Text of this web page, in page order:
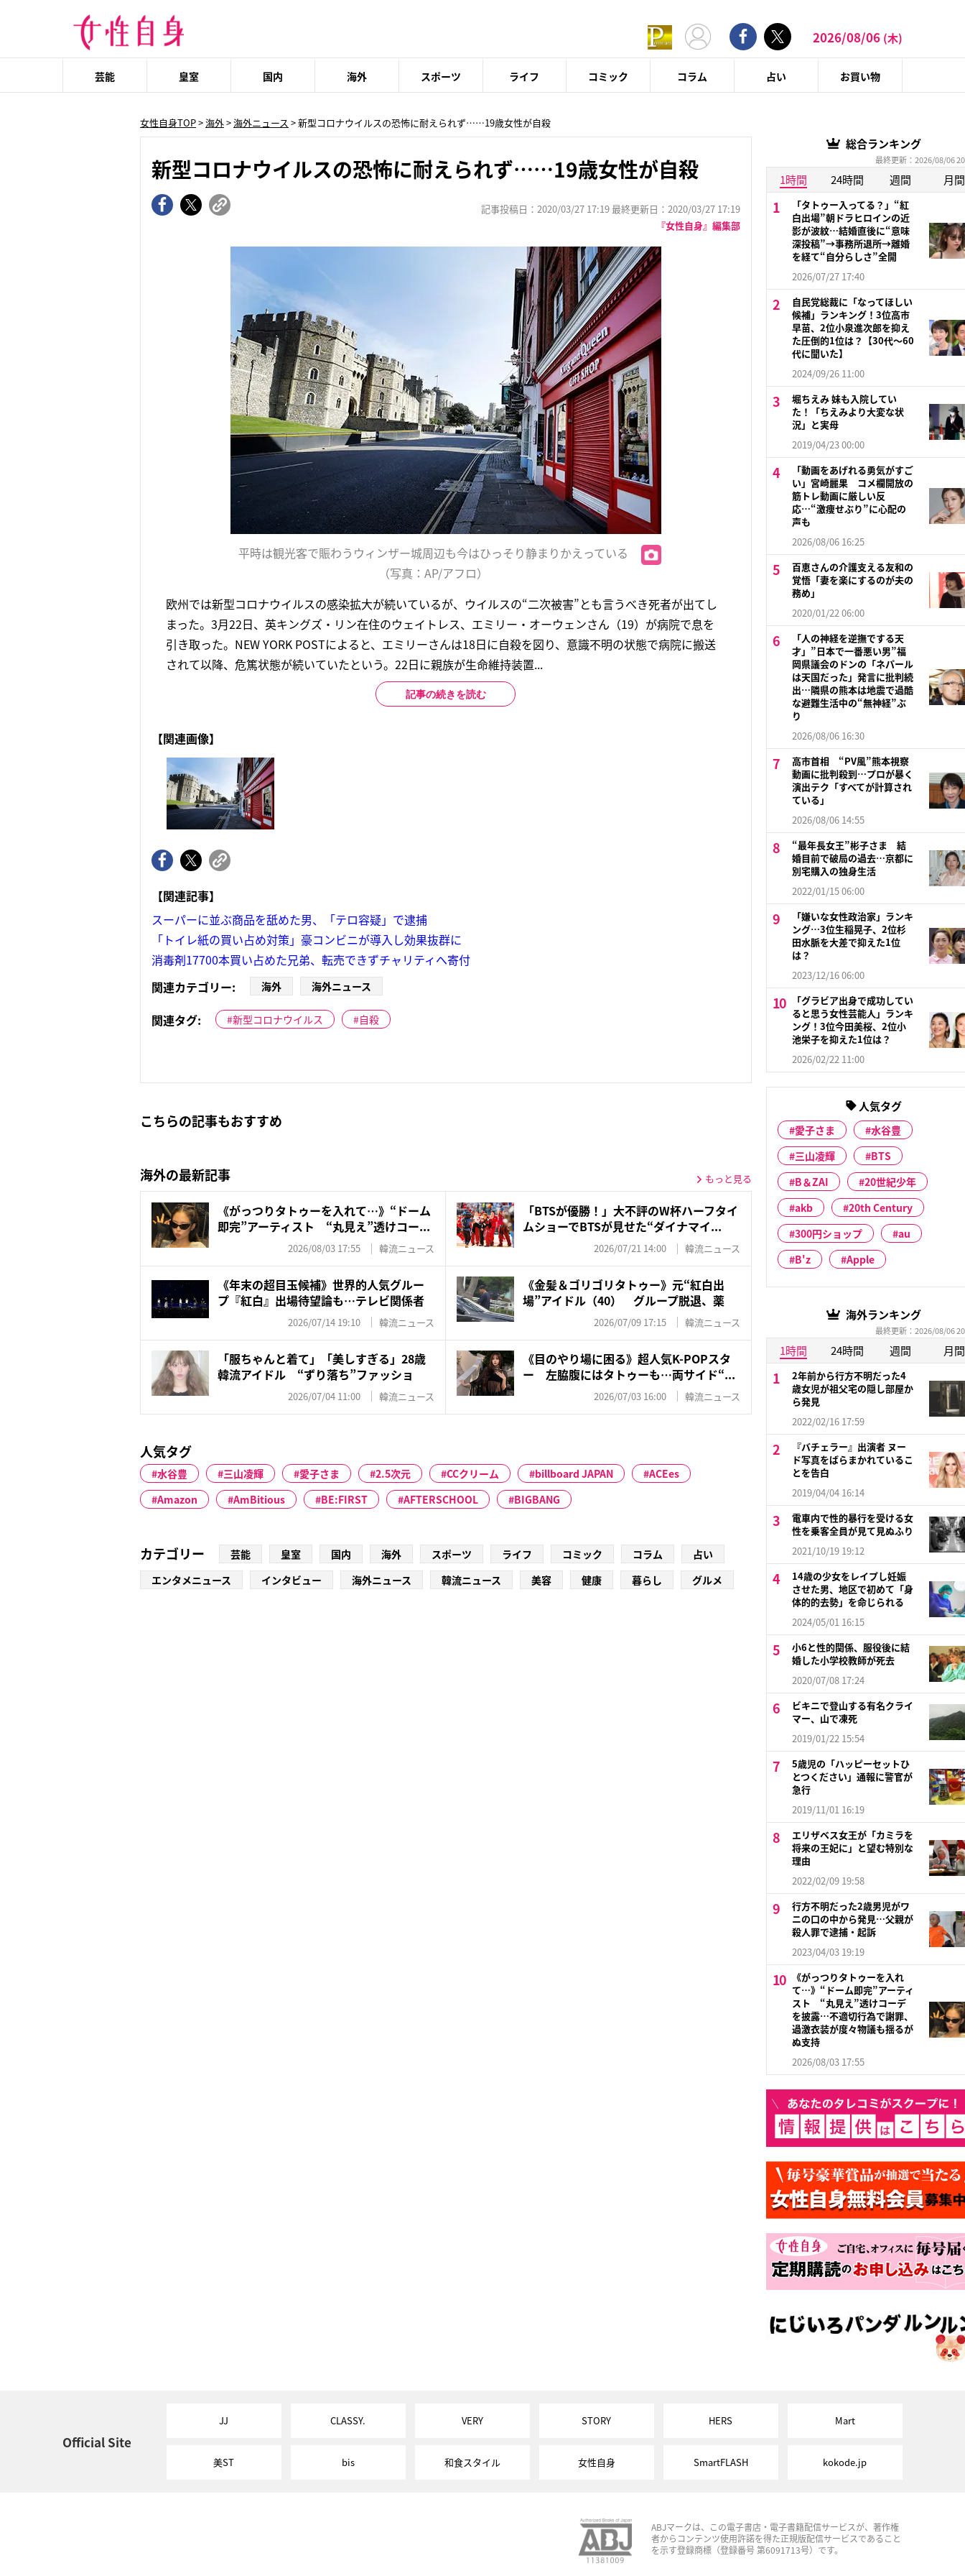
2026/08/06 (木)
芸能 皇室 国内 海外 スポーツ ライフ コミック コラム 占い お買い物
女性自身TOP>海外>海外ニュース > 新型コロナウイルスの恐怖に耐えられず……19歳女性が自殺
新型コロナウイルスの恐怖に耐えられず……19歳女性が自殺
記事投稿日：2020/03/27 17:19 最終更新日：2020/03/27 17:19
『女性自身』編集部
平時は観光客で賑わうウィンザー城周辺も今はひっそり静まりかえっている
（写真：AP/アフロ）
欧州では新型コロナウイルスの感染拡大が続いているが、ウイルスの“二次被害”とも言うべき死者が出てし
まった。3月22日、英キングズ・リン在住のウェイトレス、エミリー・オーウェンさん（19）が病院で息を
引き取った。NEW YORK POSTによると、エミリーさんは18日に自殺を図り、意識不明の状態で病院に搬送
されて以降、危篤状態が続いていたという。22日に親族が生命維持装置...
記事の続きを読む
【関連画像】
【関連記事】
スーパーに並ぶ商品を舐めた男、「テロ容疑」で逮捕
「トイレ紙の買い占め対策」豪コンビニが導入し効果抜群に
消毒剤17700本買い占めた兄弟、転売できずチャリティへ寄付
関連カテゴリー:
海外 海外ニュース
関連タグ: 新型コロナウイルス 自殺
こちらの記事もおすすめ
海外の最新記事 もっと見る
《がっつりタトゥーを入れて…》“ドーム
即完”アーティスト “丸見え”透けコー...
2026/08/03 17:55 韓流ニュース
「BTSが優勝！」大不評のW杯ハーフタイ
ムショーでBTSが見せた“ダイナマイ...
2026/07/21 14:00 韓流ニュース
《年末の超目玉候補》世界的人気グルー
プ『紅白』出場待望論も…テレビ関係者
2026/07/14 19:10 韓流ニュース
《金髪＆ゴリゴリタトゥー》元“紅白出
場”アイドル（40） グループ脱退、薬
2026/07/09 17:15 韓流ニュース
「服ちゃんと着て」「美しすぎる」28歳
韓流アイドル “ずり落ち”ファッショ
2026/07/04 11:00 韓流ニュース
《目のやり場に困る》超人気K-POPスタ
ー 左脇腹にはタトゥーも…両サイド“...
2026/07/03 16:00 韓流ニュース
人気タグ
水谷豊 三山凌輝 愛子さま 2.5次元 CCクリーム billboard JAPAN
ACEes
Amazon
AmBitious BE:FIRST AFTERSCHOOL BIGBANG
カテゴリー 芸能 皇室 国内 海外 スポーツ ライフ コミック コラム
占い
エンタメニュース
インタビュー 海外ニュース 韓流ニュース 美容 健康 暮らし グルメ
総合ランキング
最終更新：2026/08/06
1時間 24時間 週間 月間
「タトゥー入ってる？」“紅
白出場”朝ドラヒロインの近
影が波紋…結婚直後に“意味
深投稿”→事務所退所→離婚
を経て“自分らしさ”全開
2026/07/27 17:40
自民党総裁に「なってほしい
候補」ランキング！3位高市
早苗、2位小泉進次郎を抑え
た圧倒的1位は？【30代〜60
代に聞いた】
2024/09/26 11:00
堀ちえみ 妹も入院してい
た！「ちえみより大変な状
況」と実母
2019/04/23 00:00
「動画をあげれる勇気がすご
い」宮崎麗果 コメ欄開放の
筋トレ動画に厳しい反
応…“激痩せぶり”に心配の
声も
2026/08/06 16:25
百恵さんの介護支える友和の
覚悟「妻を楽にするのが夫の
務め」
2020/01/22 06:00
「人の神経を逆撫でする天
才」”日本で一番悪い男”福
岡県議会のドンの「ネパール
は天国だった」発言に批判続
出…隣県の熊本は地震で過酷
な避難生活中の“無神経”ぶ
り
2026/08/06 16:30
高市首相 “PV風”熊本視察
動画に批判殺到…プロが暴く
演出テク「すべてが計算され
ている」
2026/08/06 14:55
“最年長女王”彬子さま 結
婚目前で破局の過去…京都に
別宅購入の独身生活
2022/01/15 06:00
「嫌いな女性政治家」ランキ
ング…3位生稲晃子、2位杉
田水脈を大差で抑えた1位
は？
2023/12/16 06:00
「グラビア出身で成功してい
ると思う女性芸能人」ランキ
ング！3位今田美桜、2位小
池栄子を抑えた1位は？
2026/02/22 11:00
人気タグ
愛子さま
水谷豊
三山凌輝
BTS
B＆ZAI
20世紀少年
akb
20th Century
300円ショップ
au
B'z
Apple
海外ランキング
最終更新：2026/08/06
1時間 24時間 週間 月間
2年前から行方不明だった4
歳女児が祖父宅の隠し部屋か
ら発見
2022/02/16 17:59
『バチェラー』出演者 ヌー
ド写真をばらまかれているこ
とを告白
2019/04/04 16:14
電車内で性的暴行を受ける女
性を乗客全員が見て見ぬふり
2021/10/19 19:12
14歳の少女をレイプし妊娠
させた男、地区で初めて「身
体的的去勢」を命じられる
2024/05/01 16:15
小6と性的関係、服役後に結
婚した小学校教師が死去
2020/07/08 17:24
ビキニで登山する有名クライ
マー、山で凍死
2019/01/22 15:54
5歳児の「ハッピーセットひ
とつください」通報に警官が
急行
2019/11/01 16:19
エリザベス女王が「カミラを
将来の王妃に」と望む特別な
理由
2022/02/09 19:58
行方不明だった2歳男児がワ
ニの口の中から発見…父親が
殺人罪で逮捕・起訴
2023/04/03 19:19
《がっつりタトゥーを入れ
て…》“ドーム即完”アーティ
スト “丸見え”透けコーデ
を披露…不適切行為で謝罪、
過激衣装が度々物議も揺るが
ぬ支持
2026/08/03 17:55
Official Site
JJ CLASSY. VERY STORY HERS Mart
美ST bis 和食スタイル 女性自身 SmartFLASH kokode.jp
ABJマークは、この電子書店・電子書籍配信サービスが、著作権
者からコンテンツ使用許諾を得た正規版配信サービスであること
を示す登録商標（登録番号 第6091713号）です。